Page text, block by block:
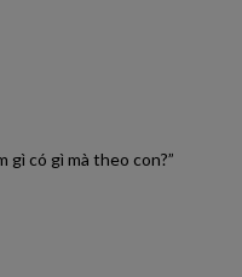
gì có gì mà theo con?”